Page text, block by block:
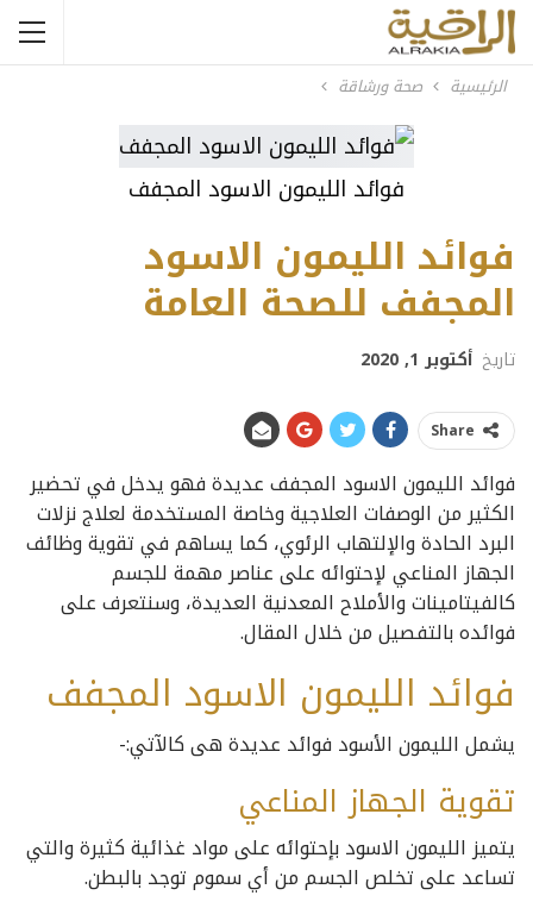
الرئيسية صحة ورشاقة
فوائد الليمون الاسود المجفف
فوائد الليمون الاسود
المجفف للصحة العامة
تاريخ أكتوبر 1, 2020
Share
فوائد الليمون الاسود المجفف عديدة فهو يدخل في تحضير
الكثير من الوصفات العلاجية وخاصة المستخدمة لعلاج نزلات
البرد الحادة والإلتهاب الرئوي، كما يساهم في تقوية وظائف
الجهاز المناعي لإحتوائه على عناصر مهمة للجسم
كالفيتامينات والأملاح المعدنية العديدة، وسنتعرف على
فوائده بالتفصيل من خلال المقال.
فوائد الليمون الاسود المجفف
يشمل الليمون الأسود فوائد عديدة هى كالآتي:-
تقوية الجهاز المناعي
يتميز الليمون الاسود بإحتوائه على مواد غذائية كثيرة والتي
تساعد على تخلص الجسم من أي سموم توجد بالبطن.